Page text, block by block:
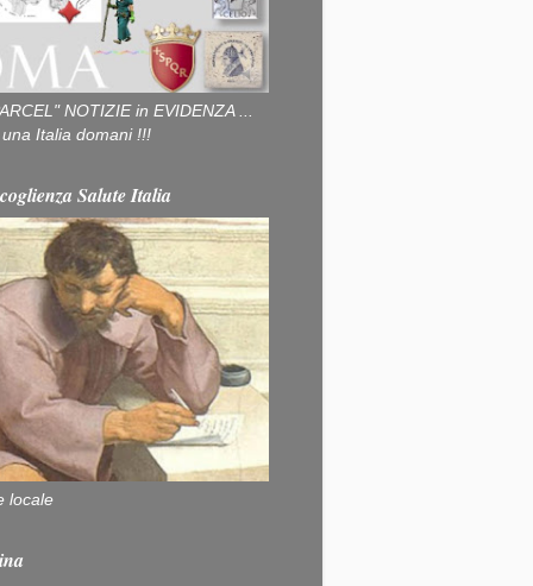
NOTIZIE in EVIDENZA ...
Italia domani !!!
Salute Italia
locale